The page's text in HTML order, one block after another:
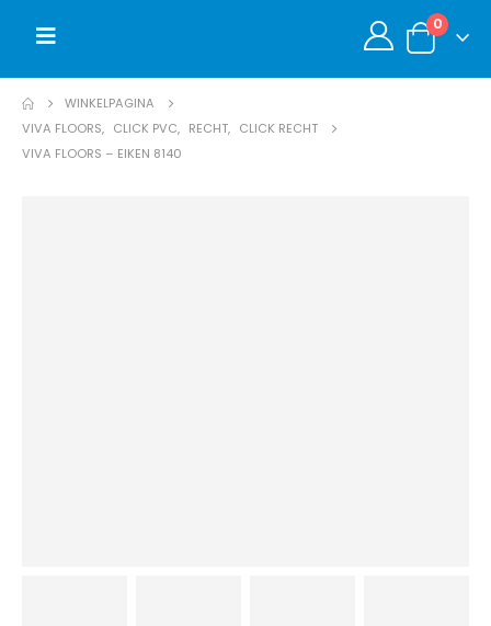
0
WINKELPAGINA
VIVA FLOORS, CLICK PVC, RECHT, CLICK RECHT
VIVA FLOORS – EIKEN 8140